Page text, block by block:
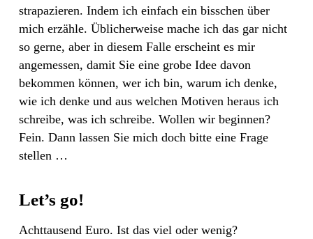
strapazieren. Indem ich einfach ein bisschen über
mich erzähle. Üblicherweise mache ich das gar nicht
so gerne, aber in diesem Falle erscheint es mir
angemessen, damit Sie eine grobe Idee davon
bekommen können, wer ich bin, warum ich denke,
wie ich denke und aus welchen Motiven heraus ich
schreibe, was ich schreibe. Wollen wir beginnen?
Fein. Dann lassen Sie mich doch bitte eine Frage
stellen …
Let’s go!
Achttausend Euro. Ist das viel oder wenig?